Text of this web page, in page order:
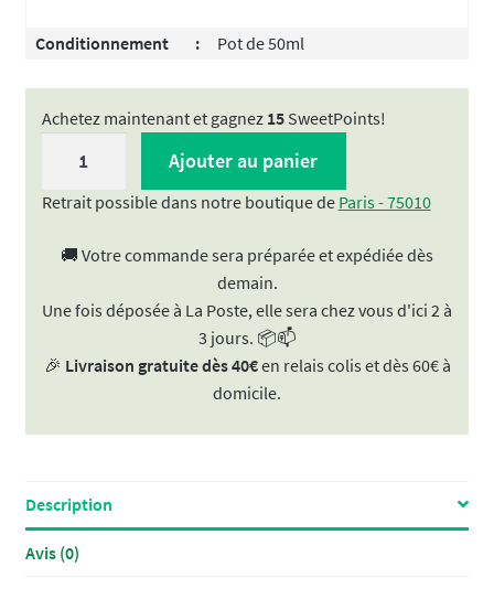
Conditionnement : Pot de 50ml
Achetez maintenant et gagnez 15SweetPoints!
Baume
"Chauffant
Décontractant"
Ajouter au panier
Retrait possible dans notre boutique de Paris - 75010
🚚 Votre commande sera préparée et expédiée dès
demain.
Une fois déposée à La Poste, elle sera chez vous d'ici 2 à
3 jours. 📦📫
🎉 Livraison gratuite dès 40€en relais colis et dès 60€ à
domicile.
Description
Avis (0)